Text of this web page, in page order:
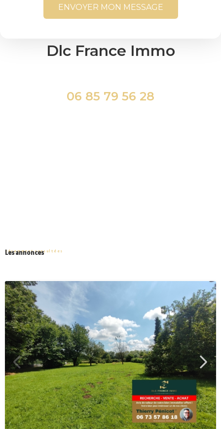
ENVOYER MON MESSAGE
Dlc France Immo
06 85 79 56 28
Les annonces
Récemment consultées